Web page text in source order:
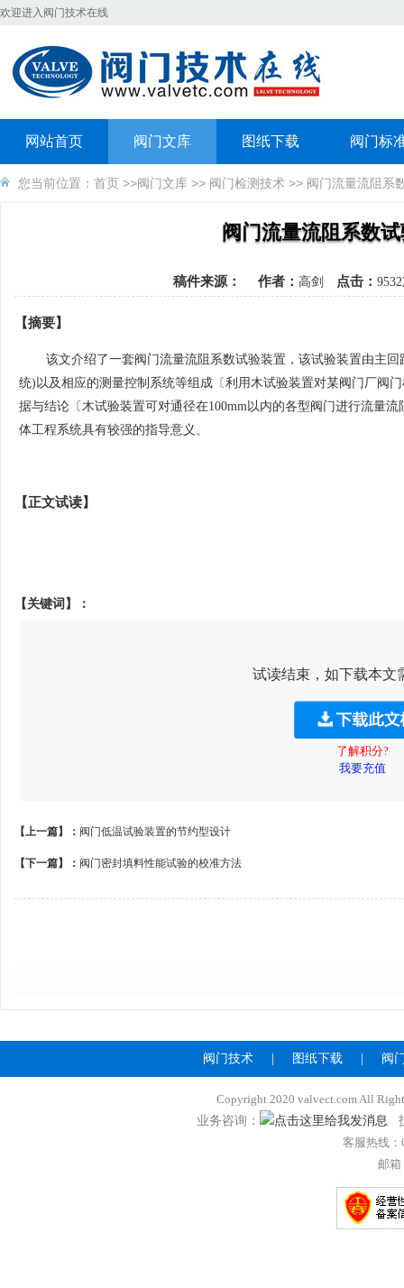
欢迎进入阀门技术在线
网站首页 阀门文库 图纸下载 阀门标
您当前位置： 首页 >>阀门文库 >> 阀门检测技术 >> 阀门流量流阻系
阀门流量流阻系数
稿件来源： 作者： 高剑 点击：
【摘要】
该文介绍了一套阀门流量流阻系数试验装置，该试验装置由主
统)以及相应的测量控制系统等组成〔利用木试验装置对某阀门厂阀
据与结论〔木试验装置可对通径在100mm以内的各型阀门进行流量
体工程系统具有较强的指导意义、
【正文试读】
【关键词】：
试读结束，如下载本文
了解积分?
我要充值
【上一篇】： 阀门低温试验装置的节约型设计
【下一篇】： 阀门密封填料性能试验的校准方法
阀门技术 图纸下载 阀
Copyright 2020 valvect.com All
业务咨询：
客服热线：
邮箱